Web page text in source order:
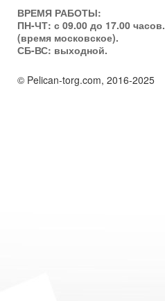
ВРЕМЯ РАБОТЫ:
ПН-ЧТ: с 09.00 до 17.00 часов.
(время московское).
СБ-ВС: выходной.
© Pelican-torg.com, 2016-2025